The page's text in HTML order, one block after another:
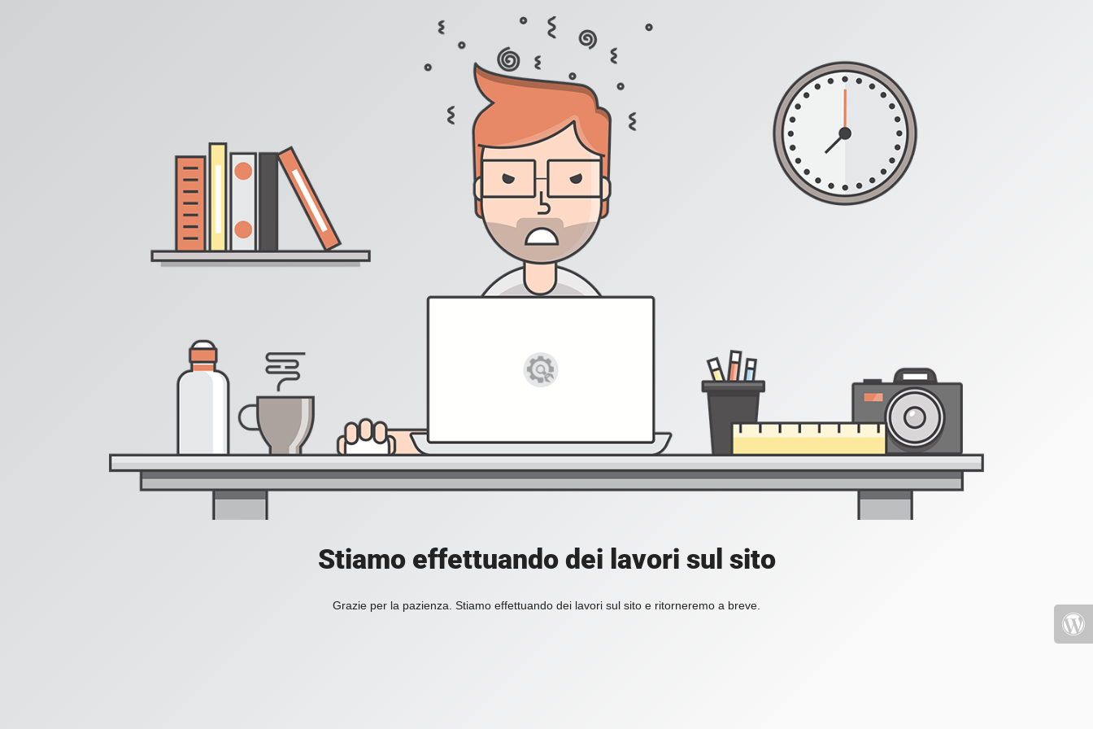
Stiamo effettuando dei lavori sul sito
Grazie per la pazienza. Stiamo effettuando dei lavori sul sito e ritorneremo a breve.